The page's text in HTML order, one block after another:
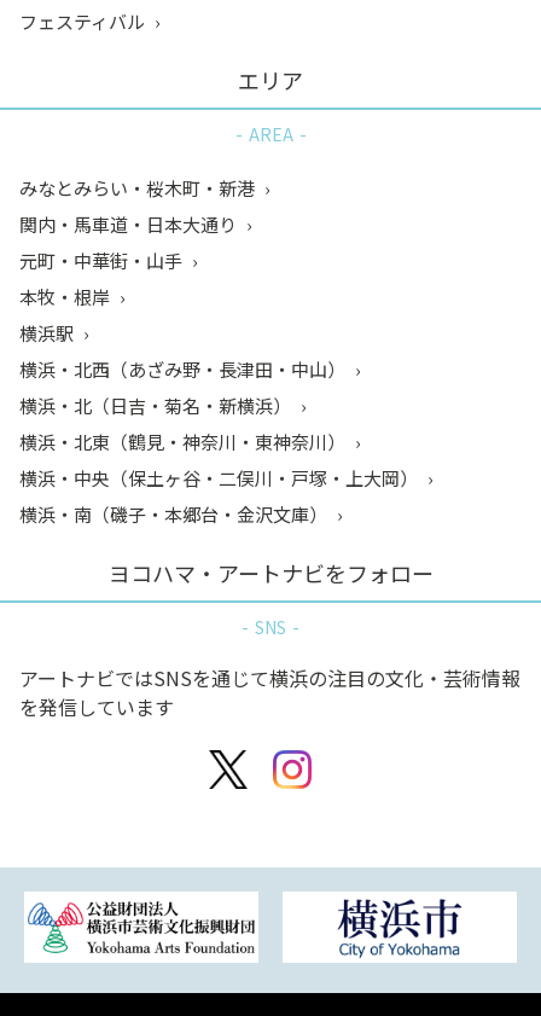
フェスティバル
エリア
AREA
みなとみらい・桜木町・新港
関内・馬車道・日本大通り
元町・中華街・山手
本牧・根岸
横浜駅
横浜・北西（あざみ野・長津田・中山）
横浜・北（日吉・菊名・新横浜）
横浜・北東（鶴見・神奈川・東神奈川）
横浜・中央（保土ヶ谷・二俣川・戸塚・上大岡）
横浜・南（磯子・本郷台・金沢文庫）
ヨコハマ・アートナビをフォロー
SNS
アートナビではSNSを通じて横浜の注目の文化・芸術情報
を発信しています